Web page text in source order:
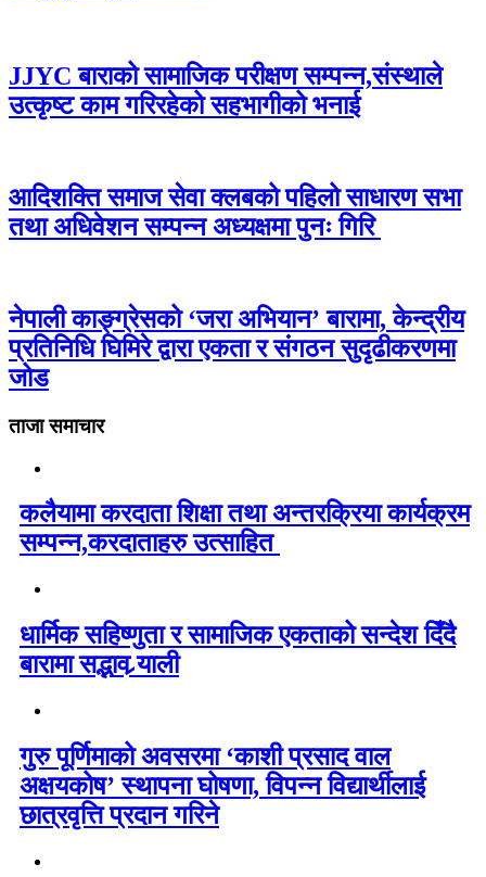
JJYC बाराको सामाजिक परीक्षण सम्पन्न,संस्थाले
उत्कृष्ट काम गरिरहेको सहभागीको भनाई
आदिशक्ति समाज सेवा क्लबको पहिलो साधारण सभा
तथा अधिवेशन सम्पन्न अध्यक्षमा पुनः गिरि
नेपाली काङ्ग्रेसको ‘जरा अभियान’ बारामा, केन्द्रीय
प्रतिनिधि घिमिरे द्वारा एकता र संगठन सुदृढीकरणमा
जोड
ताजा समाचार
कलैयामा करदाता शिक्षा तथा अन्तरक्रिया कार्यक्रम
सम्पन्न,करदाताहरु उत्साहित
धार्मिक सहिष्णुता र सामाजिक एकताको सन्देश दिँदै
बारामा सद्भाव र्‍याली
गुरु पूर्णिमाको अवसरमा ‘काशी प्रसाद वाल
अक्षयकोष’ स्थापना घोषणा, विपन्न विद्यार्थीलाई
छात्रवृत्ति प्रदान गरिने